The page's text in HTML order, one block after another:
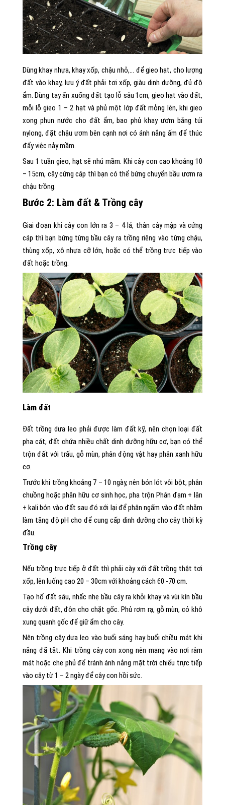
Dùng khay nhựa, khay xốp, chậu nhỏ,… để gieo hạt, cho lượng
đất vào khay, lưu ý đất phải tơi xốp, giàu dinh dưỡng, đủ độ
ẩm. Dùng tay ấn xuống đất tạo lỗ sâu 1cm, gieo hạt vào đất,
mỗi lỗ gieo 1 – 2 hạt và phủ một lớp đất mỏng lên, khi gieo
xong phun nước cho đất ẩm, bao phủ khay ươm bằng túi
nylong, đặt chậu ươm bên cạnh nơi có ánh nắng ấm để thúc
đẩy việc nảy mầm.
Sau 1 tuần gieo, hạt sẽ nhú mầm. Khi cây con cao khoảng 10
– 15cm, cây cứng cáp thì bạn có thể bứng chuyển bầu ươm ra
chậu trồng.
Bước 2: Làm đất & Trồng cây
Giai đoạn khi cây con lớn ra 3 – 4 lá, thân cây mập và cứng
cáp thì bạn bứng từng bầu cây ra trồng riêng vào từng chậu,
thùng xốp, xô nhựa cỡ lớn, hoặc có thể trồng trực tiếp vào
đất hoặc trồng.
Làm đất
Đất trồng dưa leo phải được làm đất kỹ, nên chọn loại đất
pha cát, đất chứa nhiều chất dinh dưỡng hữu cơ, bạn có thể
trộn đất với trấu, gỗ mùn, phân động vật hay phân xanh hữu
cơ.
Trước khi trồng khoảng 7 – 10 ngày, nên bón lót vôi bột, phân
chuồng hoặc phân hữu cơ sinh học, pha trộn Phân đạm + lân
+ kali bón vào đất sau đó xới lại để phân ngấm vào đất nhằm
làm tăng độ pH cho để cung cấp dinh dưỡng cho cây thời kỳ
đầu.
Trồng cây
Nếu trồng trực tiếp ở đất thì phải cày xới đất trồng thật tơi
xốp, lên luống cao 20 – 30cm với khoảng cách 60 -70 cm.
Tạo hố đất sâu, nhấc nhẹ bầu cây ra khỏi khay và vùi kín bầu
cây dưới đất, đôn cho chặt gốc. Phủ rơm rạ, gỗ mùn, cỏ khô
xung quanh gốc để giữ ẩm cho cây.
Nên trồng cây dưa leo vào buổi sáng hay buổi chiều mát khi
nắng đã tắt. Khi trồng cây con xong nên mang vào nơi râm
mát hoặc che phủ để tránh ánh nắng mặt trời chiếu trực tiếp
vào cây từ 1 – 2 ngày để cây con hồi sức.